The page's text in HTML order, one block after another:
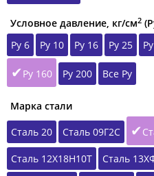
Условное давление, кг/см2
Ру 6
Ру 10 Ру 16 Ру 25
Ру 160 Ру 200 Все Ру
Марка стали
Сталь 20
Сталь 09Г2С
Сталь 12Х18Н10Т Сталь